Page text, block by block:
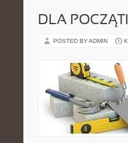
DLA
POSTED BY ADMIN